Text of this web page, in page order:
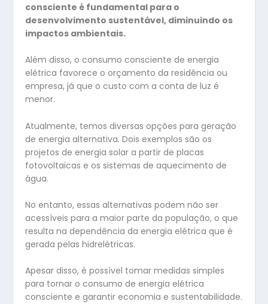
consciente é fundamental para o
desenvolvimento sustentável, diminuindo os
impactos ambientais.
Além disso, o consumo consciente de energia
elétrica favorece o orçamento da residência ou
empresa, já que o custo com a conta de luz é
menor.
Atualmente, temos diversas opções para geração
de energia alternativa. Dois exemplos são os
projetos de energia solar a partir de placas
fotovoltaicas e os sistemas de aquecimento de
água.
No entanto, essas alternativas podem não ser
acessíveis para a maior parte da população, o que
resulta na dependência da energia elétrica que é
gerada pelas hidrelétricas.
Apesar disso, é possível tomar medidas simples
para tornar o consumo de energia elétrica
consciente e garantir economia e sustentabilidade.